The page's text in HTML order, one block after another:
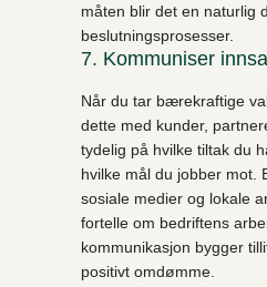
måten blir det en naturlig
beslutningsprosesser.
7. Kommuniser
Når du tar bærekraftige
dette med kunder,
tydelig på hvilke tiltak du
hvilke mål du jobber mot.
sosiale medier og lokale
fortelle om bedriftens
kommunikasjon bygger
positivt omdømme.